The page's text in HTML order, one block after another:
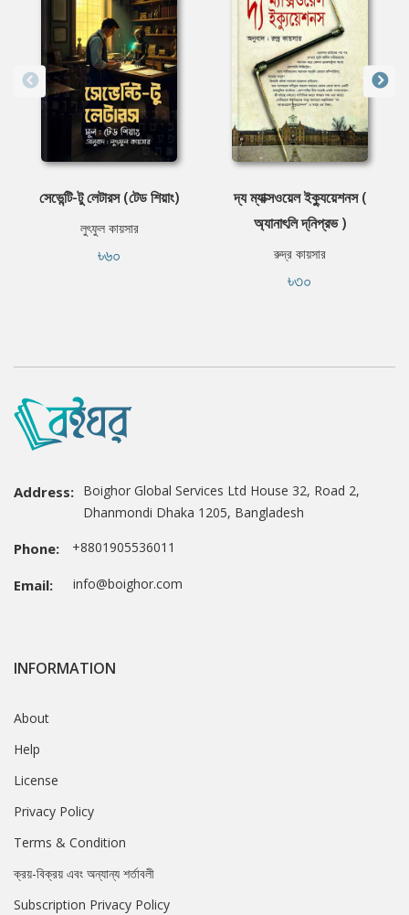
সেভেন্টি-টু লেটারস (টেড শিয়াং)
লুৎফুল কায়সার
৳৬০
দ্য ম্যাক্সওয়েল ইক্যুয়েশনস (
অ্যানাৎলি দ্‌নিপ্রভ )
রুদ্র কায়সার
৳৩০
Address: Boighor Global Services Ltd House 32, Road 2,
Dhanmondi Dhaka 1205, Bangladesh
Phone: +8801905536011
Email: info@boighor.com
INFORMATION
About
Help
License
Privacy Policy
Terms & Condition
ক্রয়-বিক্রয় এবং অন্যান্য শর্তাবলী
Subscription Privacy Policy